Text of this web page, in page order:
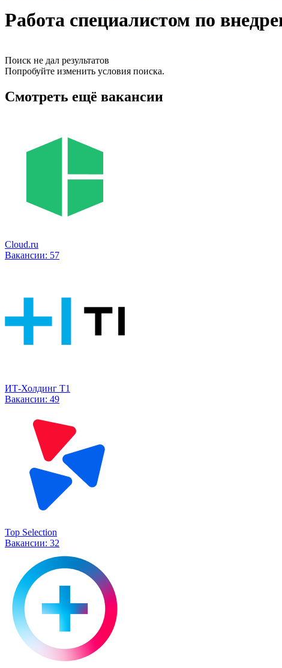
Работа специалистом по
Поиск не дал результатов
Попробуйте изменить условия поиска.
Смотреть ещё вакансии
Cloud.ru
Вакансии: 57
ИТ-Холдинг Т1
Вакансии: 49
Top Selection
Вакансии: 32